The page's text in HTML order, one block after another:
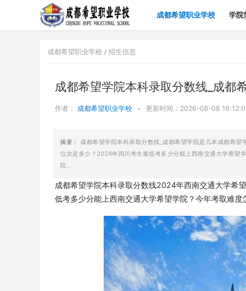
成都希望职业学校 学院
成都希望职业学校 / 招生信息
成都希望学院本科录取分数线_成都
作者： 成都希望职业学校 • 更新时间：2026-08-08
摘要： 成都希望学院本科录取分数线_成都希望学院是几本成都希
位次是多少？2026年四川考生最低考多少分能上西南交通大学希望
院...
成都希望学院本科录取分数线2024年西南交通大学希
低考多少分能上西南交通大学希望学院？今年考取难度